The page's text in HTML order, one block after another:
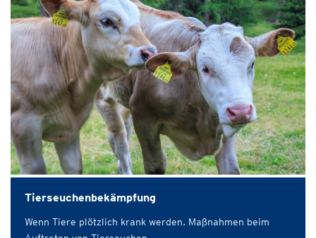
Tierseuchenbekämpfung
Wenn Tiere plötzlich krank werden. Maßnahmen beim